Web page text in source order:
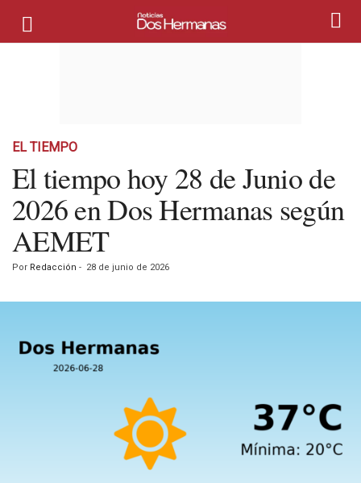
EL TIEMPO
El tiempo hoy 28 de Junio de
2026 en Dos Hermanas según
AEMET
Por Redacción - 28 de junio de 2026